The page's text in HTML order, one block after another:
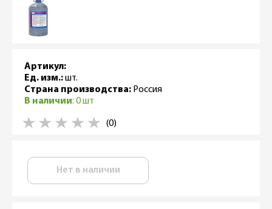
Артикул:
Ед. изм.:шт.
Страна производства: Россия
В наличии: 0 шт
(0)
Нет в наличии